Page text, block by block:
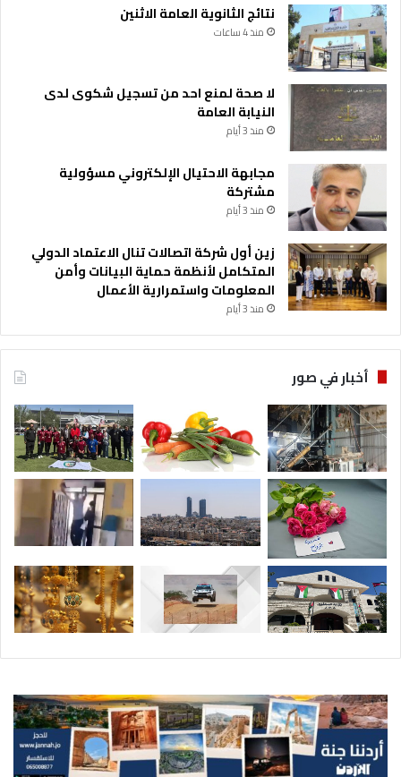
نتائج الثانوية العامة الاثنين
منذ 4 ساعات
لا صحة لمنع احد من تسجيل شكوى لدى
النيابة العامة
منذ 3 أيام
مجابهة الاحتيال الإلكتروني مسؤولية
مشتركة
منذ 3 أيام
زين أول شركة اتصالات تنال الاعتماد الدولي
المتكامل لأنظمة حماية البيانات وأمن
المعلومات واستمرارية الأعمال
منذ 3 أيام
أخبار في صور